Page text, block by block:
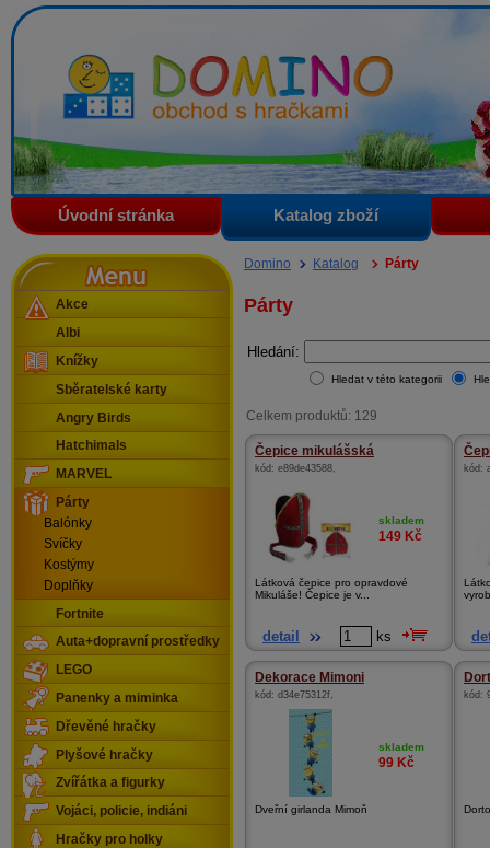
Domino - obchod s hračkami
Úvodní stránka Katalog zboží
Domino Katalog Párty
Párty
Hledání:
Hledat v této kategorii
Celkem produktů: 129
Čepice mikulášská
kód: e89de43588,
skladem
149 Kč
Látková čepice pro opravdové
Mikuláše! Čepice je v...
detail ks
kód:
Dekorace Mimoni
kód: d34e75312f,
skladem
99 Kč
Dveřní girlanda Mimoň
kód:
Menu
Akce
Albi
Knížky
Sběratelské karty
Angry Birds
Hatchimals
MARVEL
Párty
Balónky
Svíčky
Kostýmy
Doplňky
Fortnite
Auta+dopravní prostředky
LEGO
Panenky a miminka
Dřevěné hračky
Plyšové hračky
Zvířátka a figurky
Vojáci, policie, indiáni
Hračky pro holky